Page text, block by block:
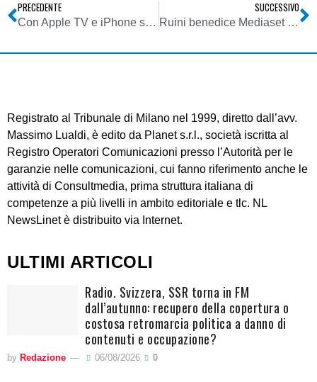
PRECEDENTE
Con Apple TV e iPhone si chiude il cerchio
SUCCESSIVO
Ruini benedice Mediaset e assolve la Littizzetto
Registrato al Tribunale di Milano nel 1999, diretto dall’avv.
Massimo Lualdi, è edito da Planet s.r.l., società iscritta al
Registro Operatori Comunicazioni presso l’Autorità per le
garanzie nelle comunicazioni, cui fanno riferimento anche le
attività di Consultmedia, prima struttura italiana di
competenze a più livelli in ambito editoriale e tlc. NL
NewsLinet è distribuito via Internet.
ULTIMI ARTICOLI
Radio. Svizzera, SSR torna in FM
dall’autunno: recupero della copertura o
costosa retromarcia politica a danno di
contenuti e occupazione?
by Redazione 06/08/2026 0